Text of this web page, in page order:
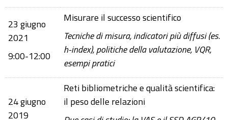
23 giugno
2021
9:00-12:00
Misurare il successo scientifico
Tecniche di misura, indicatori più diffusi (es.
h-index), politiche della valutazione, VQR,
esempi pratici
24 giugno
2019
Reti bibliometriche e qualità scientifica:
il peso delle relazioni